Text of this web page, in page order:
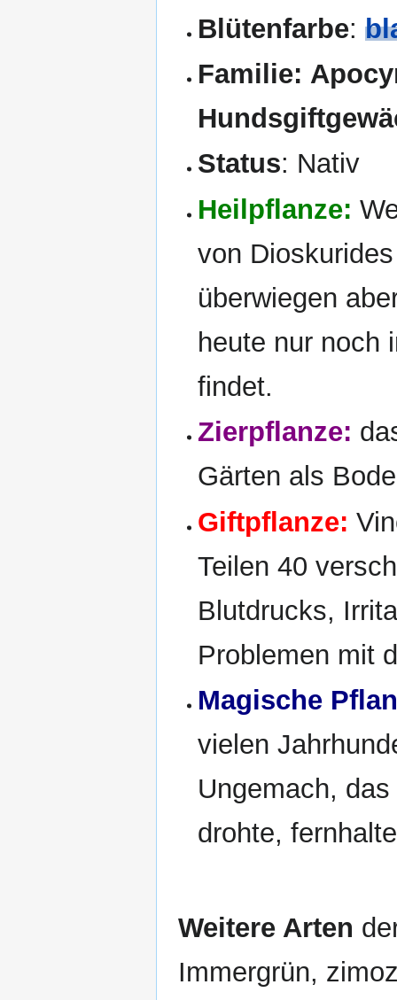
Blütenfarbe:
Familie:
Status: Nativ
Heilpflanze:
von
überwiegen
heute nur noch
findet.
Zierpflanze:
Gärten als
Giftpflanze:
Teilen 40
Blutdrucks,
Problemen mit
Magische
vielen
Ungemach,
drohte,
Weitere Arten
Immergrün,